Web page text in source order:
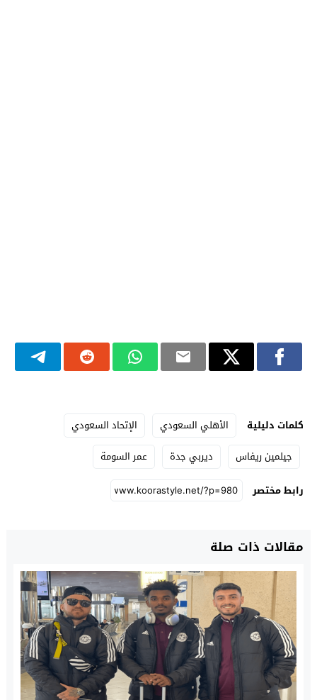
كلمات دليلية الأهلي السعودي
الإتحاد السعودي
جيلمين ريفاس
ديربي جدة
عمر السومة
رابط مختصر
مقالات ذات صلة